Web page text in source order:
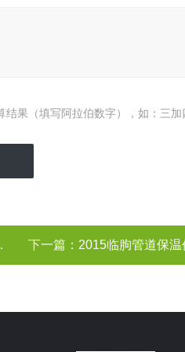
结果（填写阿拉伯数字），如：三加
下一篇： 2015临朐管道保温价格